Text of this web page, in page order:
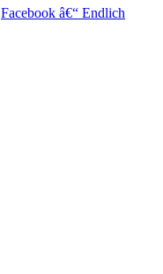
Facebook â€“ Endlich